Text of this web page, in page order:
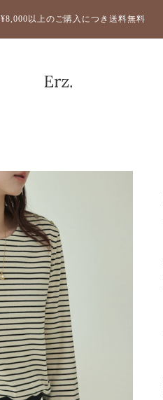
¥8,000以上のご購入につき送料無料